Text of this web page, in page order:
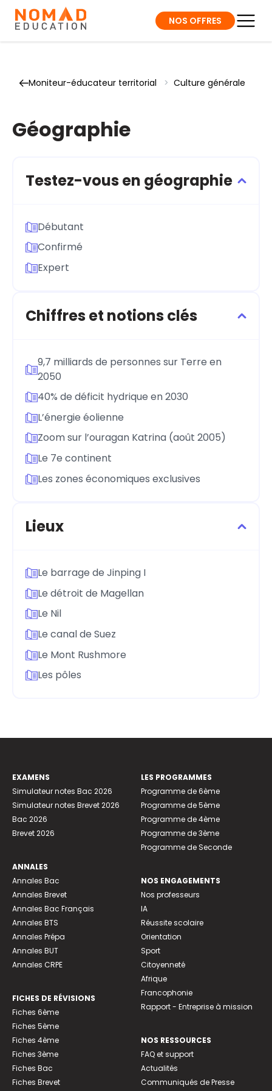
NOS OFFRES
Moniteur-éducateur territorial > Culture générale
Géographie
Testez-vous en géographie
Débutant
Confirmé
Expert
Chiffres et notions clés
9,7 milliards de personnes sur Terre en
2050
40% de déficit hydrique en 2030
L’énergie éolienne
Zoom sur l’ouragan Katrina (août 2005)
Le 7e continent
Les zones économiques exclusives
Lieux
Le barrage de Jinping I
Le détroit de Magellan
Le Nil
Le canal de Suez
Le Mont Rushmore
Les pôles
EXAMENS
Simulateur notes Bac 2026
Simulateur notes Brevet 2026
Bac 2026
Brevet 2026
ANNALES
Annales Bac
Annales Brevet
Annales Bac Français
Annales BTS
Annales Prépa
Annales BUT
Annales CRPE
FICHES DE RÉVISIONS
Fiches 6ème
Fiches 5ème
Fiches 4ème
Fiches 3ème
Fiches Bac
Fiches Brevet
LES PROGRAMMES
Programme de 6ème
Programme de 5ème
Programme de 4ème
Programme de 3ème
Programme de Seconde
NOS ENGAGEMENTS
Nos professeurs
IA
Réussite scolaire
Orientation
Sport
Citoyenneté
Afrique
Francophonie
Rapport - Entreprise à mission
NOS RESSOURCES
FAQ et support
Actualités
Communiqués de Presse